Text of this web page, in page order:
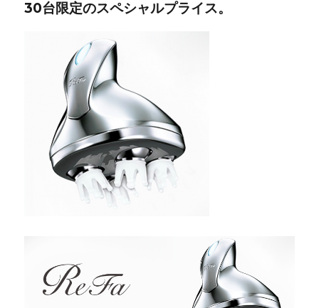
30台限定のスペシャルプライス。